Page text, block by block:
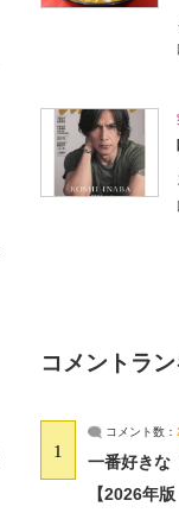
コメントラ
1
コメント数：
一番好きな
【2026年